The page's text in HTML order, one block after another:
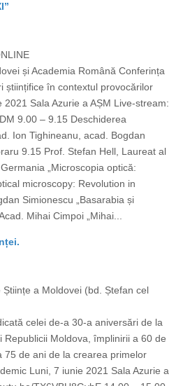
și Academia Română Conferința
științifice în contextul provocărilor
2021 Sala Azurie a AȘM Live-stream:
9.00 – 9.15 Deschiderea
Ion Tighineanu, acad. Bogdan
9.15 Prof. Stefan Hell, Laureat al
„Microscopia optică:
microscopy: Revolution in
Simionescu „Basarabia și
Mihai Cimpoi „Mihai...
a Moldovei (bd. Ștefan cel
celei de-a 30-a aniversări de la
Moldova, împlinirii a 60 de
75 de ani de la crearea primelor
Luni, 7 iunie 2021 Sala Azurie a